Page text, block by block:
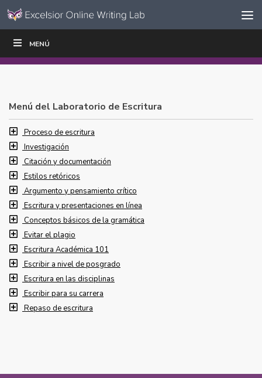
Ir al contenido
navegación
MENÚ
ESCRIBIR
Menú del Laboratorio de Escritura
Proceso de escritura
Investigación
Citación y documentación
Estilos retóricos
Argumento y pensamiento crítico
Escritura y presentaciones en línea
Conceptos básicos de la gramática
Evitar el plagio
Escritura Académica 101
Escribir a nivel de posgrado
Escritura en las disciplinas
Escribir para su carrera
Repaso de escritura